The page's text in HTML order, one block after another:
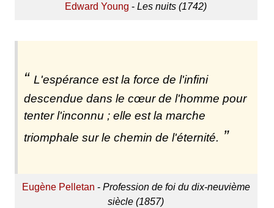
Edward Young -Les nuits (1742)
L'espérance est la force de l'infini
descendue dans le cœur de l'homme pour
tenter l'inconnu ; elle est la marche
triomphale sur le chemin de l'éternité.
Eugène Pelletan - Profession de foi du dix-neuvième
siècle (1857)